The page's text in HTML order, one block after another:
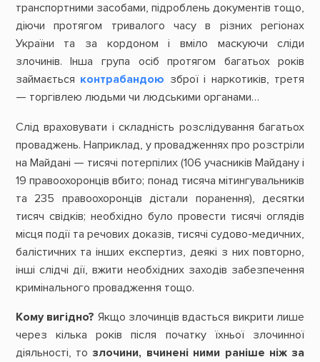
транспортними засобами, підроблень документів тощо,
діючи протягом тривалого часу в різних регіонах
України та за кордоном і вміло маскуючи сліди
злочинів. Інша група осіб протягом багатьох років
займається контрабандою зброї і наркотиків, третя
— торгівлею людьми чи людськими органами…
Слід враховувати і складність розслідування багатьох
проваджень. Наприклад, у провадженнях про розстріли
на Майдані — тисячі потерпілих (106 учасників Майдану і
19 правоохоронців вбито; понад тисяча мітингувальників
та 235 правоохоронців дістали поранення), десятки
тисяч свідків; необхідно було провести тисячі оглядів
місця події та речових доказів, тисячі судово-медичних,
балістичних та інших експертиз, деякі з них повторно,
інші слідчі дії, вжити необхідних заходів забезпечення
кримінального провадження тощо.
Кому вигідно? Якщо злочинців вдасться викрити лише
через кілька років після початку їхньої злочинної
діяльності, тозлочини, вчинені ними раніше ніж за